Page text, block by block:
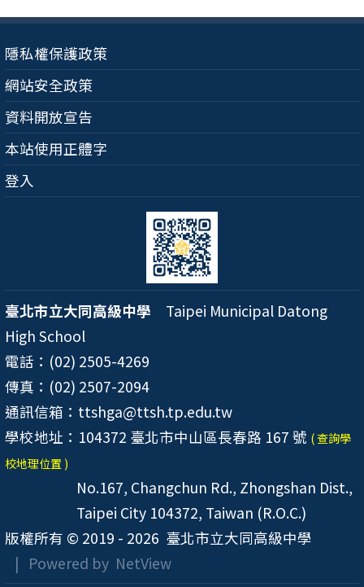
隱私權保護政策
網站安全政策
資料開放宣告
本站使用正體字
登入
臺北市立大同高級中學 Taipei Municipal Datong
High School
電話：(02) 2505-4269
傳真：(02) 2507-2094
通訊信箱：ttshga@ttsh.tp.edu.tw
學校地址：104372 臺北市中山區長春路 167 號 ( 查詢學
校地理位置 )
No.167, Changchun Rd., Zhongshan Dist.,
Taipei City 104372, Taiwan (R.O.C.)
版權所有 © 2019 - 2026 臺北市立大同高級中學
| Powered by NetView